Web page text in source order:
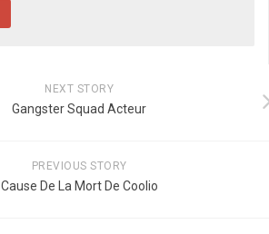
NEXT STORY
Gangster Squad Acteur
PREVIOUS STORY
Cause De La Mort De Coolio